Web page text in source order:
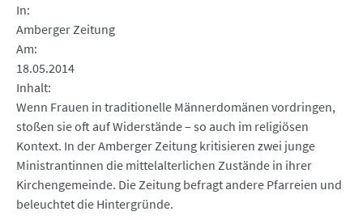
In
Amberger Zeitung
Am
18.05.2014
Inhalt
Wenn Frauen in traditionelle Männerdomänen vordringen,
stoßen sie oft auf Widerstände – so auch im religiösen
Kontext. In der Amberger Zeitung kritisieren zwei junge
Ministrantinnen die mittelalterlichen Zustände in ihrer
Kirchengemeinde. Die Zeitung befragt andere Pfarreien und
beleuchtet die Hintergründe.